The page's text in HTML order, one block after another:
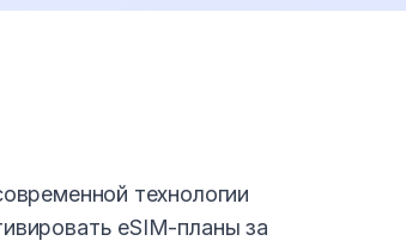
технологии
eSIM-планы за